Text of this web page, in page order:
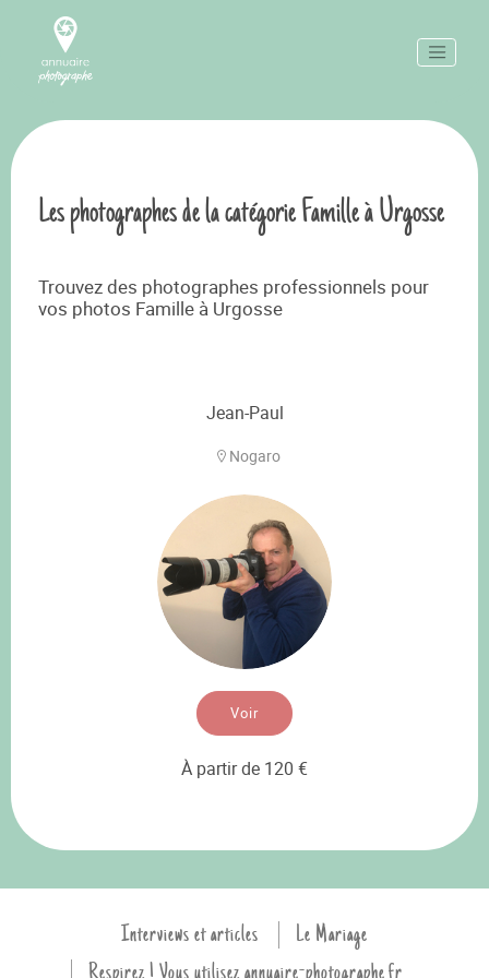
Les photographes de la catégorie Famille à Urgosse
Trouvez des photographes professionnels pour
vos photos Famille à Urgosse
Jean-Paul
Nogaro
Voir
À partir de 120 €
Interviews et articles
Le Mariage